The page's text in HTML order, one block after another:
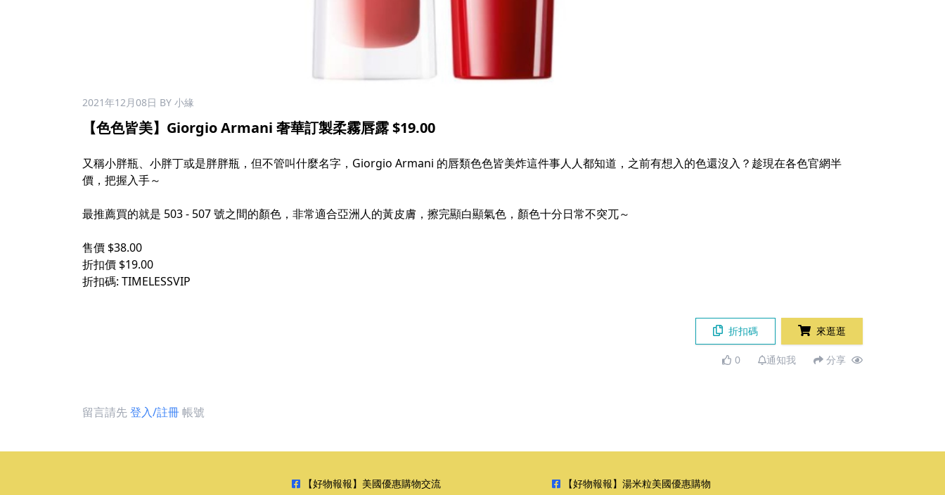
2021年12月08日 BY 小緣
【色色皆美】Giorgio Armani 奢華訂製柔霧唇露 $19.00
又稱小胖瓶、小胖丁或是胖胖瓶，但不管叫什麼名字，Giorgio Armani 的唇類色色皆美炸這件事人人都知道，之前有想入的色還沒入？趁現在各色官網半
價，把握入手～
最推薦買的就是 503 - 507 號之間的顏色，非常適合亞洲人的黃皮膚，擦完顯白顯氣色，顏色十分日常不突兀～
售價 $38.00
折扣價 $19.00
折扣碼: TIMELESSVIP
折扣碼 來逛逛
0 通知我 分享
留言請先登入/註冊帳號
【好物報報】美國優惠購物交流 【好物報報】湯米粒美國優惠購物